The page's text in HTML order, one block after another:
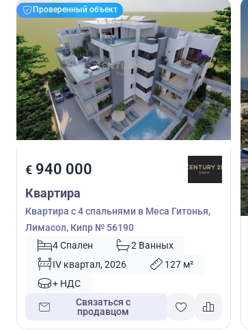
Проверенный объект
€ 940 000
Квартира
Квартира с 4 спальнями в Меса Гитонья,
Лимасол, Кипр № 56190
4 Спален
2 Ванных
IV квартал, 2026
127 м²
+ НДС
Связаться с
продавцом